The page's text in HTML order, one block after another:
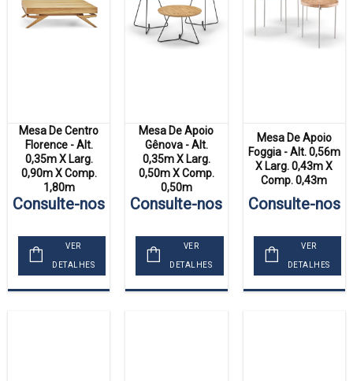
Mesa De Centro
Florence - Alt.
0,35m X Larg.
0,90m X Comp.
1,80m
Consulte-nos
VER
DETALHES
Mesa De Apoio
Gênova - Alt.
0,35m X Larg.
0,50m X Comp.
0,50m
Consulte-nos
VER
DETALHES
Mesa De Apoio
Foggia - Alt. 0,56m
X Larg. 0,43m X
Comp. 0,43m
Consulte-nos
VER
DETALHES